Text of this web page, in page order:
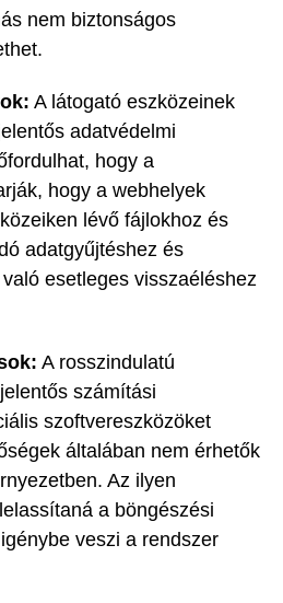
nem biztonságos
A látogató eszközeinek
adatvédelmi
hogy a
hogy a webhelyek
lévő fájlokhoz és
adatgyűjtéshez és
esetleges visszaéléshez
A rosszindulatú
számítási
szoftvereszközöket
általában nem érhetők
Az ilyen
a böngészési
veszi a rendszer